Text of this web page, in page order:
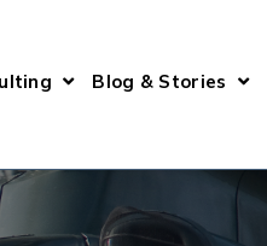
Blog & Stories